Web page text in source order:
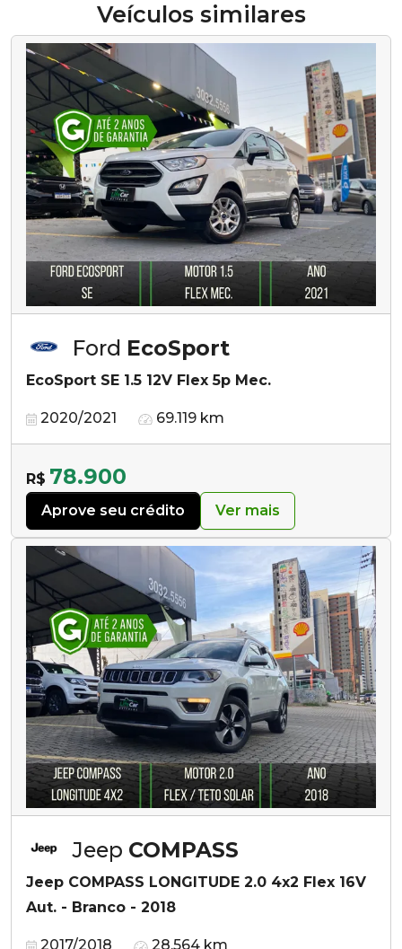
Veículos similares
Ford EcoSport
EcoSport SE 1.5 12V Flex 5p Mec.
2020/2021 69.119 km
R$ 78.900
Aprove seu crédito Ver mais
Jeep COMPASS
Jeep COMPASS LONGITUDE 2.0 4x2 Flex 16V
Aut. - Branco - 2018
2017/2018 28.564 km